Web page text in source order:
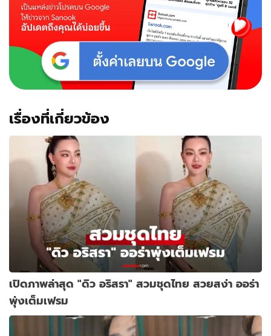
เรื่องที่เกี่ยวข้อง
เปิดภาพล่าสุด "ดิว อริสรา" สวมชุดไทย สวยสง่า ออร่า
พุ่งเต็มเฟรม